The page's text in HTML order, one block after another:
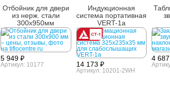
Отбойник для двери
из нерж. стали
300х950мм
5 949 ₽
Артикул: 10177
Индукционная
система портативная
VERT-1a
14 173 ₽
Артикул: 10201-2WH
4